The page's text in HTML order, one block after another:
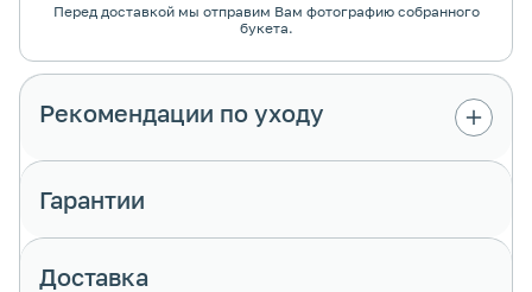
Перед доставкой мы отправим Вам фотографию собранного
букета.
Рекомендации по уходу
Гарантии
Доставка